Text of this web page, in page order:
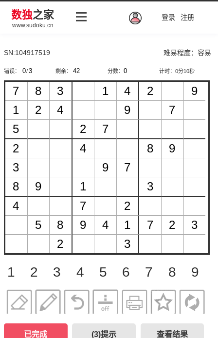
数独之家
www.sudoku.cn
登录 注册
SN:104917519 难易程度：容易
错误： / 剩余： 分数： 计时：0分10秒
1 2 3 4 5 6 7 8 9
已完成 (3)提示 查看结果